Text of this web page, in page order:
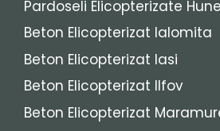
Pardoseli Elicopterizate
Beton Elicopterizat Ialomita
Beton Elicopterizat Iasi
Beton Elicopterizat Ilfov
Beton Elicopterizat